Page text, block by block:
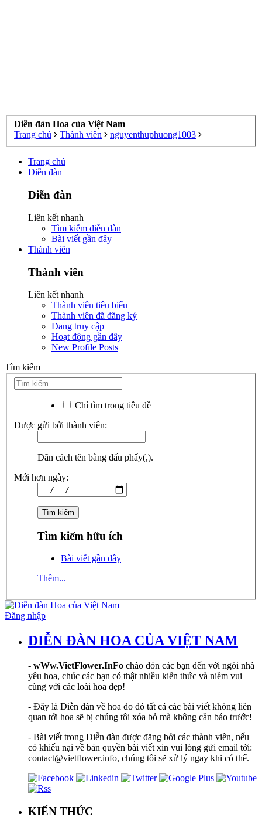
Diễn đàn Hoa của Việt Nam
Trang chủ
Thành viên nguyenthuphuong1003
Trang chủ
Diễn đàn
Diễn đàn
Liên kết nhanh
Tìm kiếm diễn đàn
Bài viết gần đây
Thành viên
Thành viên
Liên kết nhanh
Thành viên tiêu biểu
Thành viên đã đăng ký
Đang truy cập
Hoạt động gần đây
New Profile Posts
Tìm kiếm
Chỉ tìm trong tiêu đề
Được gửi bởi thành viên:
Dãn cách tên bằng dấu phẩy(,).
Mới hơn ngày:
Tìm kiếm hữu ích
Bài viết gần đây
Thêm...
Đăng nhập
DIỄN ĐÀN HOA CỦA VIỆT NAM
- wWw.VietFlower.InFo chào đón các bạn đến với ngôi nhà
yêu hoa, chúc các bạn có thật nhiều kiến thức và niềm vui
cùng với các loài hoa đẹp!
- Đây là Diễn đàn về hoa do đó tất cả các bài viết không liên
quan tới hoa sẽ bị chúng tôi xóa bỏ mà không cần báo trước!
- Bài viết trong Diễn đàn được đăng bởi các thành viên, nếu
có khiếu nại về bản quyền bài viết xin vui lòng gửi email tới:
contact@vietflower.info, chúng tôi sẽ xử lý ngay khi có thể.
KIẾN THỨC